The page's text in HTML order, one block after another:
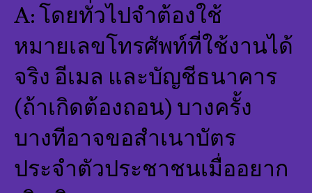
A: โดยทั่วไปจำต้องใช้
หมายเลขโทรศัพท์ที่ใช้งานได้
จริง อีเมล และบัญชีธนาคาร
(ถ้าเกิดต้องถอน) บางครั้ง
บางทีอาจขอสำเนาบัตร
ประจำตัวประชาชนเมื่ออยาก